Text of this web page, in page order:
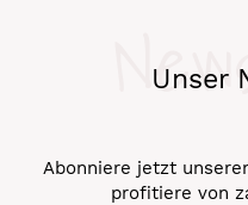
Unser
Abonniere jetzt
profitiere von